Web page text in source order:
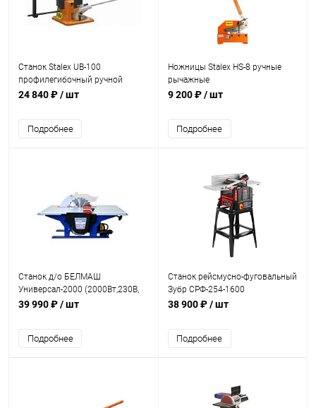
Станок Stalex UB-100
профилегибочный ручной
24 840 ₽/ шт
Подробнее
Ножницы Stalex HS-8 ручные
рычажные
9 200 ₽/ шт
Подробнее
Станок д/о БЕЛМАШ
Универсал-2000 (2000Вт,230В,
50Гц, макс.шир.строган. 200мм,
39 990 ₽/ шт
Подробнее
Станок рейсмусно-фуговальный
Зубр СРФ-254-1600
(1600Вт,9000об/мин, 2 ножа,
38 900 ₽/ шт
Подробнее